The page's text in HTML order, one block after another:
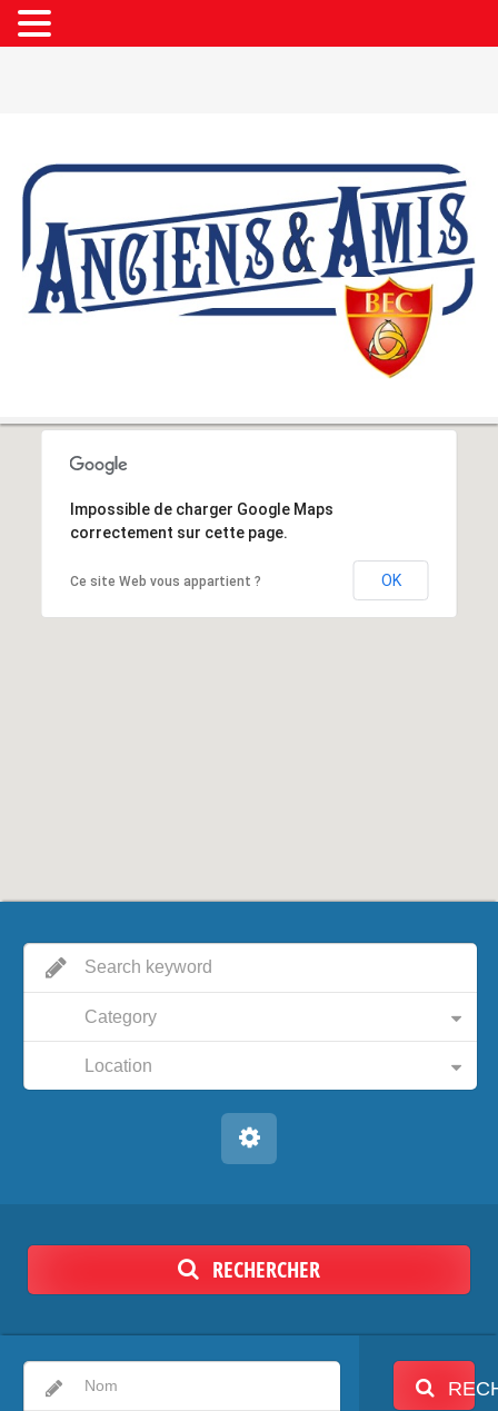
Impossible de charger Google Maps
correctement sur cette page.
Ce site Web vous appartient ? OK
Category
Location
RECHERCHER